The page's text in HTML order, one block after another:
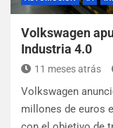
Volkswagen
Industria 4.0
11 meses atrás
Volkswagen
millones de euros